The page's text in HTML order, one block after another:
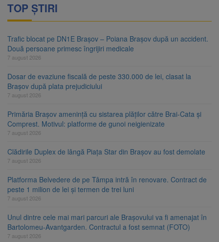
TOP ȘTIRI
Trafic blocat pe DN1E Brașov – Poiana Brașov după un accident.
Două persoane primesc îngrijiri medicale
7 august 2026
Dosar de evaziune fiscală de peste 330.000 de lei, clasat la
Brașov după plata prejudiciului
7 august 2026
Primăria Brașov amenință cu sistarea plăților către Brai-Cata și
Comprest. Motivul: platforme de gunoi neigienizate
7 august 2026
Clădirile Duplex de lângă Piața Star din Brașov au fost demolate
7 august 2026
Platforma Belvedere de pe Tâmpa intră în renovare. Contract de
peste 1 milion de lei și termen de trei luni
7 august 2026
Unul dintre cele mai mari parcuri ale Brașovului va fi amenajat în
Bartolomeu-Avantgarden. Contractul a fost semnat (FOTO)
7 august 2026